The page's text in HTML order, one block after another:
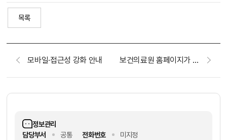
목록
모바일·접근성 강화 안내 보건의료원 홈페이지가 새롭게 탄생하였습니다.
정보관리
담당부서
공통 전화번호
미지정